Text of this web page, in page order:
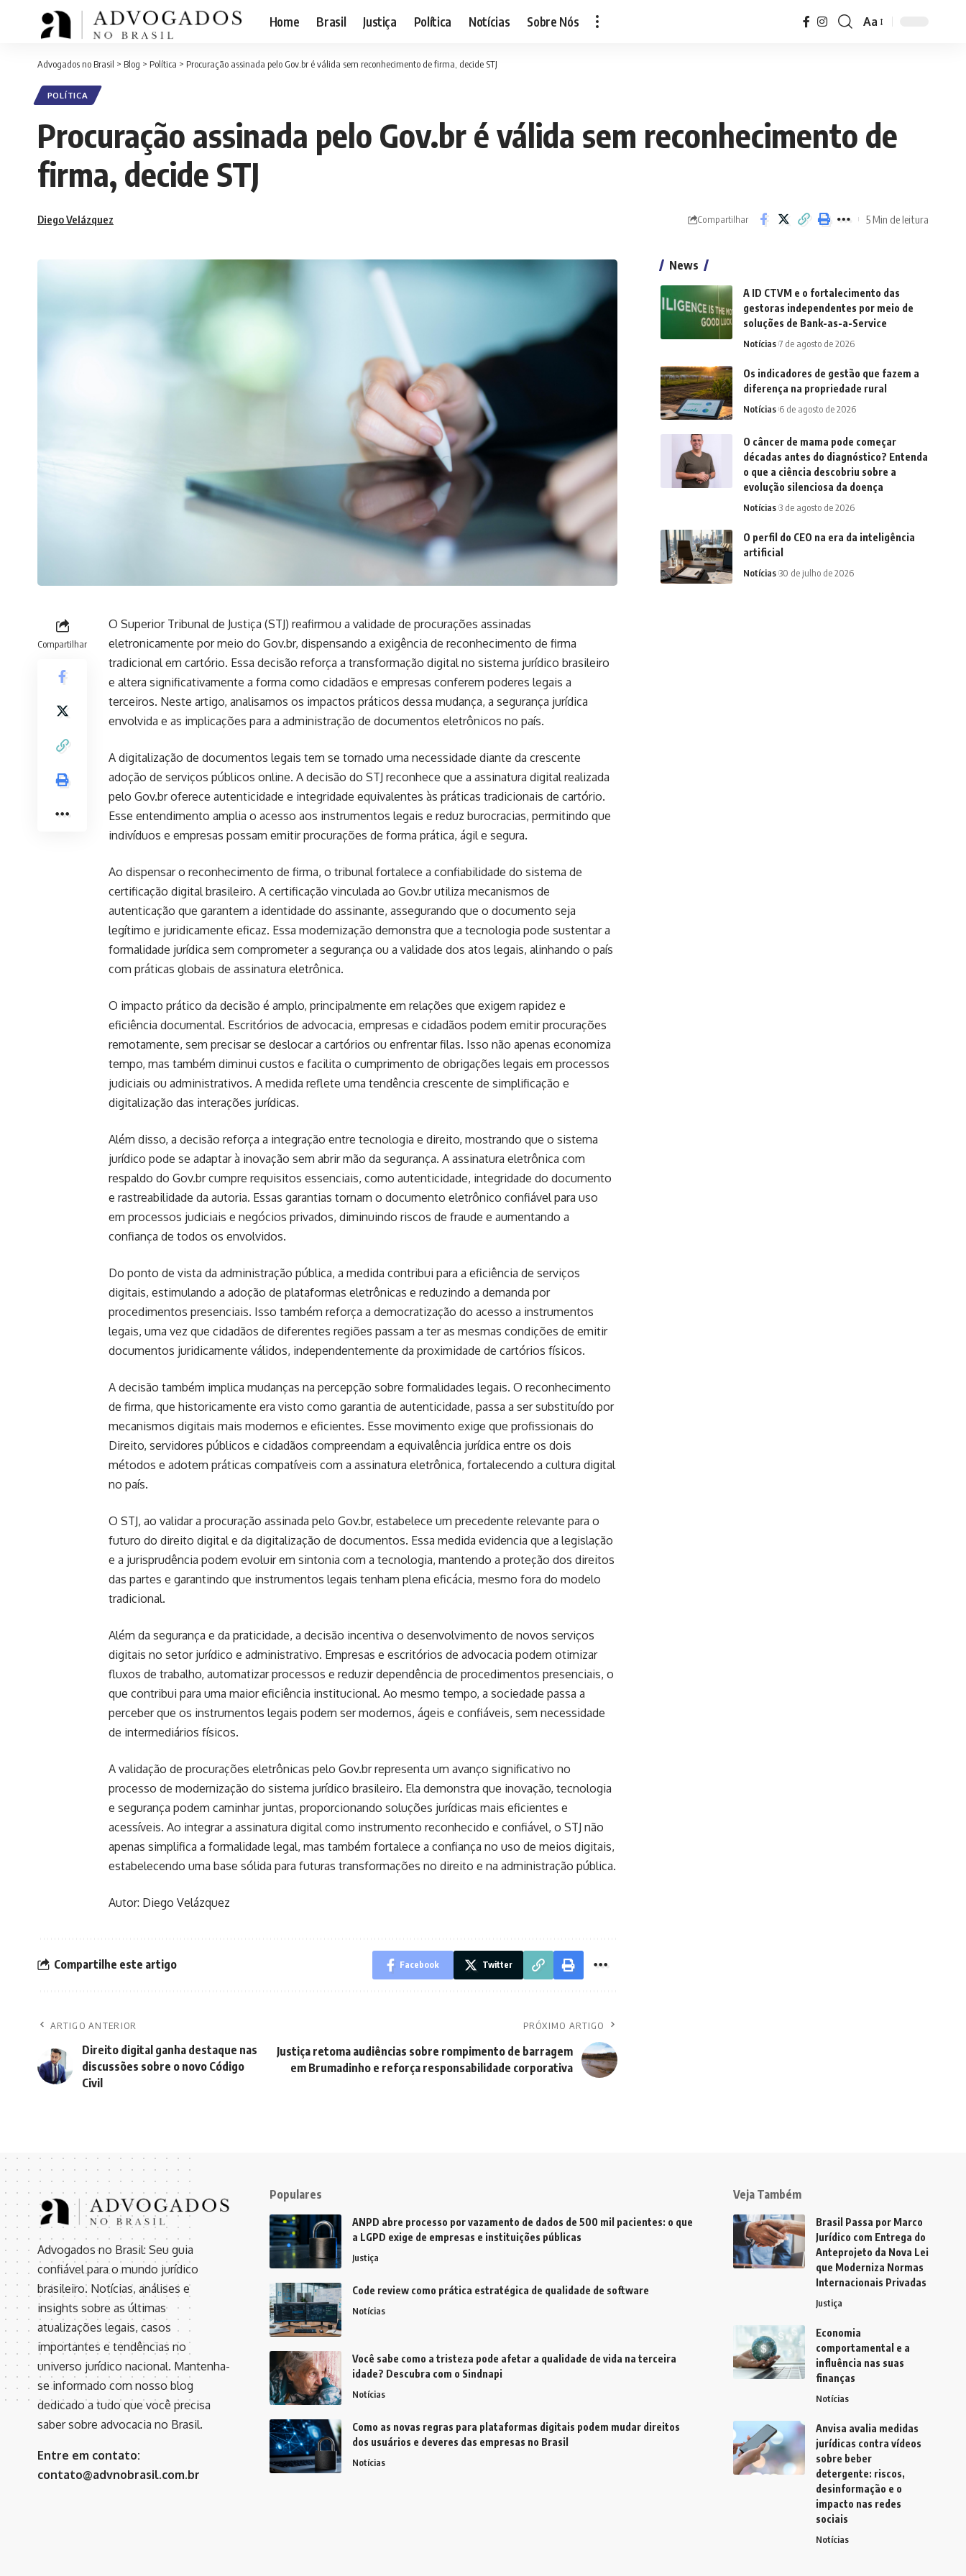
Home Brasil Justiça Política Notícias Sobre Nós
Font
Aa
Advogados no Brasil > Blog > Política > Procuração assinada pelo Gov.br é válida sem reconhecimento de firma, decide STJ
POLÍTICA
Procuração assinada pelo Gov.br é válida sem reconhecimento de
firma, decide STJ
Diego Velázquez Compartilhar 5 Min de leitura
Compartilhar
O Superior Tribunal de Justiça (STJ) reafirmou a validade de procurações assinadas
eletronicamente por meio do Gov.br, dispensando a exigência de reconhecimento de firma
tradicional em cartório. Essa decisão reforça a transformação digital no sistema jurídico brasileiro
e altera significativamente a forma como cidadãos e empresas conferem poderes legais a
terceiros. Neste artigo, analisamos os impactos práticos dessa mudança, a segurança jurídica
envolvida e as implicações para a administração de documentos eletrônicos no país.
A digitalização de documentos legais tem se tornado uma necessidade diante da crescente
adoção de serviços públicos online. A decisão do STJ reconhece que a assinatura digital realizada
pelo Gov.br oferece autenticidade e integridade equivalentes às práticas tradicionais de cartório.
Esse entendimento amplia o acesso aos instrumentos legais e reduz burocracias, permitindo que
indivíduos e empresas possam emitir procurações de forma prática, ágil e segura.
Ao dispensar o reconhecimento de firma, o tribunal fortalece a confiabilidade do sistema de
certificação digital brasileiro. A certificação vinculada ao Gov.br utiliza mecanismos de
autenticação que garantem a identidade do assinante, assegurando que o documento seja
legítimo e juridicamente eficaz. Essa modernização demonstra que a tecnologia pode sustentar a
formalidade jurídica sem comprometer a segurança ou a validade dos atos legais, alinhando o país
com práticas globais de assinatura eletrônica.
O impacto prático da decisão é amplo, principalmente em relações que exigem rapidez e
eficiência documental. Escritórios de advocacia, empresas e cidadãos podem emitir procurações
remotamente, sem precisar se deslocar a cartórios ou enfrentar filas. Isso não apenas economiza
tempo, mas também diminui custos e facilita o cumprimento de obrigações legais em processos
judiciais ou administrativos. A medida reflete uma tendência crescente de simplificação e
digitalização das interações jurídicas.
Além disso, a decisão reforça a integração entre tecnologia e direito, mostrando que o sistema
jurídico pode se adaptar à inovação sem abrir mão da segurança. A assinatura eletrônica com
respaldo do Gov.br cumpre requisitos essenciais, como autenticidade, integridade do documento
e rastreabilidade da autoria. Essas garantias tornam o documento eletrônico confiável para uso
em processos judiciais e negócios privados, diminuindo riscos de fraude e aumentando a
confiança de todos os envolvidos.
Do ponto de vista da administração pública, a medida contribui para a eficiência de serviços
digitais, estimulando a adoção de plataformas eletrônicas e reduzindo a demanda por
procedimentos presenciais. Isso também reforça a democratização do acesso a instrumentos
legais, uma vez que cidadãos de diferentes regiões passam a ter as mesmas condições de emitir
documentos juridicamente válidos, independentemente da proximidade de cartórios físicos.
A decisão também implica mudanças na percepção sobre formalidades legais. O reconhecimento
de firma, que historicamente era visto como garantia de autenticidade, passa a ser substituído por
mecanismos digitais mais modernos e eficientes. Esse movimento exige que profissionais do
Direito, servidores públicos e cidadãos compreendam a equivalência jurídica entre os dois
métodos e adotem práticas compatíveis com a assinatura eletrônica, fortalecendo a cultura digital
no país.
O STJ, ao validar a procuração assinada pelo Gov.br, estabelece um precedente relevante para o
futuro do direito digital e da digitalização de documentos. Essa medida evidencia que a legislação
e a jurisprudência podem evoluir em sintonia com a tecnologia, mantendo a proteção dos direitos
das partes e garantindo que instrumentos legais tenham plena eficácia, mesmo fora do modelo
tradicional.
Além da segurança e da praticidade, a decisão incentiva o desenvolvimento de novos serviços
digitais no setor jurídico e administrativo. Empresas e escritórios de advocacia podem otimizar
fluxos de trabalho, automatizar processos e reduzir dependência de procedimentos presenciais, o
que contribui para uma maior eficiência institucional. Ao mesmo tempo, a sociedade passa a
perceber que os instrumentos legais podem ser modernos, ágeis e confiáveis, sem necessidade
de intermediários físicos.
A validação de procurações eletrônicas pelo Gov.br representa um avanço significativo no
processo de modernização do sistema jurídico brasileiro. Ela demonstra que inovação, tecnologia
e segurança podem caminhar juntas, proporcionando soluções jurídicas mais eficientes e
acessíveis. Ao integrar a assinatura digital como instrumento reconhecido e confiável, o STJ não
apenas simplifica a formalidade legal, mas também fortalece a confiança no uso de meios digitais,
estabelecendo uma base sólida para futuras transformações no direito e na administração pública.
Autor: Diego Velázquez
Compartilhe este artigo Facebook Twitter
ARTIGO ANTERIOR
Direito digital ganha destaque nas
discussões sobre o novo Código
Civil
PRÓXIMO ARTIGO
Justiça retoma audiências sobre rompimento de barragem
em Brumadinho e reforça responsabilidade corporativa
News
A ID CTVM e o fortalecimento das
gestoras independentes por meio de
soluções de Bank-as-a-Service
Notícias 7 de agosto de 2026
Os indicadores de gestão que fazem a
diferença na propriedade rural
Notícias 6 de agosto de 2026
O câncer de mama pode começar
décadas antes do diagnóstico? Entenda
o que a ciência descobriu sobre a
evolução silenciosa da doença
Notícias 3 de agosto de 2026
O perfil do CEO na era da inteligência
artificial
Notícias 30 de julho de 2026
Advogados no Brasil: Seu guia
confiável para o mundo jurídico
brasileiro. Notícias, análises e
insights sobre as últimas
atualizações legais, casos
importantes e tendências no
universo jurídico nacional. Mantenha-
se informado com nosso blog
dedicado a tudo que você precisa
saber sobre advocacia no Brasil.
Entre em contato:
contato@advnobrasil.com.br
Populares
ANPD abre processo por vazamento de dados de 500 mil pacientes: o que
a LGPD exige de empresas e instituições públicas
Justiça
Code review como prática estratégica de qualidade de software
Notícias
Você sabe como a tristeza pode afetar a qualidade de vida na terceira
idade? Descubra com o Sindnapi
Notícias
Como as novas regras para plataformas digitais podem mudar direitos
dos usuários e deveres das empresas no Brasil
Notícias
Veja Também
Brasil Passa por Marco
Jurídico com Entrega do
Anteprojeto da Nova Lei
que Moderniza Normas
Internacionais Privadas
Justiça
Economia
comportamental e a
influência nas suas
finanças
Notícias
Anvisa avalia medidas
jurídicas contra vídeos
sobre beber
detergente: riscos,
desinformação e o
impacto nas redes
sociais
Notícias